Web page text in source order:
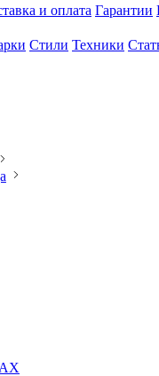
и оплата Гарантии
Стили Техники